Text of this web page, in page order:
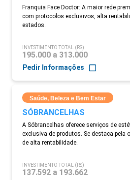
Franquia Face Doctor: A maior rede
com protocolos exclusivos, alta
estados.
INVESTIMENTO TOTAL (R$)
195.000 a 313.000
Pedir Informações
Saúde, Beleza e Bem Estar
SÓBRANCELHAS
A Sóbrancelhas oferece serviços de
exclusiva de produtos. Se destaca pela
de alta rentabilidade.
INVESTIMENTO TOTAL (R$)
137.592 a 193.662